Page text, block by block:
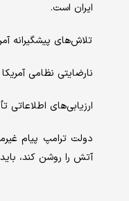
ایران است.
تلاش‌های پیشگیرانه
نارضایتی نظامی
ارزیابی‌های
دولت ترامپ پیام
آتش را روشن کند،